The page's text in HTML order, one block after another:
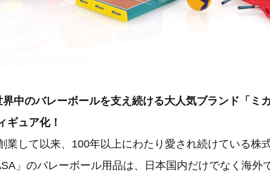
中のバレーボールを支え続ける大人気ブランド「ミ
ギュア化！
業して以来、100年以上にわたり愛され続けている株
」のバレーボール用品は、日本国内だけでなく海外